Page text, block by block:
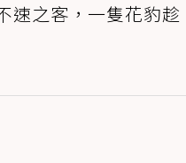
速之客，一隻花豹趁